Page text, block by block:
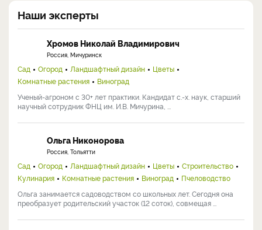
Наши эксперты
Хромов Николай Владимирович
Россия, Мичуринск
Сад Огород Ландшафтный дизайн
Цветы
Комнатные растения
Виноград
Ученый-агроном с 30+ лет практики. Кандидат с.-х. наук, старший
научный сотрудник ФНЦ им. И.В. Мичурина, ...
Ольга Никонорова
Россия, Тольятти
Сад Огород Ландшафтный дизайн Цветы
Строительство
Кулинария
Комнатные растения Виноград
Пчеловодство
Ольга занимается садоводством со школьных лет. Сегодня она
преобразует родительский участок (12 соток), совмещая ...